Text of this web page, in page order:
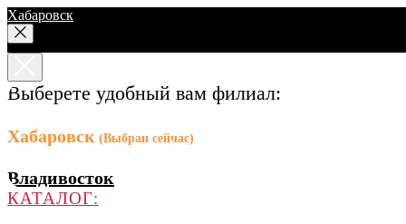
Хабаровск
Выберете удобный вам филиал:
Хабаровск (Выбран сейчас)
Владивосток
КАТАЛОГ: